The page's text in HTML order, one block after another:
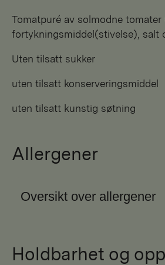
tomatpuré av solmodne tomater 67 %, vann, eddik,
fortykningsmiddel(stivelse), salt
Uten tilsatt sukker
uten tilsatt konserveringsmiddel
uten tilsatt kunstig søtning
Allergener
Oversikt over allergener
Holdbarhet og